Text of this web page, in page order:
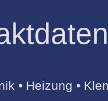
• Heizung •